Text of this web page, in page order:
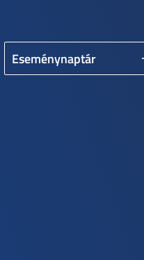
Eseménynaptár